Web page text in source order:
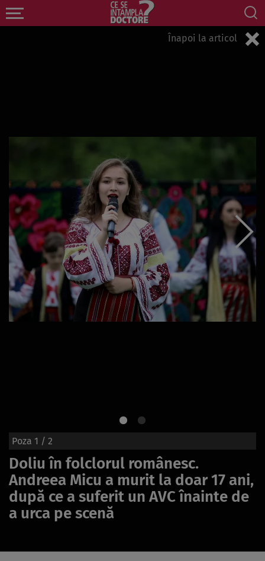
Înapoi la articol
Poza 1 / 2
Doliu în folclorul românesc.
Andreea Micu a murit la doar 17 ani,
după ce a suferit un AVC înainte de
a urca pe scenă